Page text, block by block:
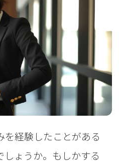
を経験したことがある
ょうか。もしかする